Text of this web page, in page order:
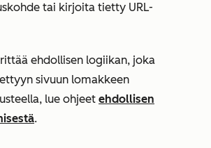
tai kirjoita tietty URL-
ehdollisen logiikan, joka
sivuun lomakkeen
lue ohjeet ehdollisen
.